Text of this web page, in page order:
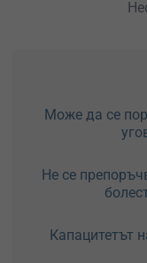
Може да се
Не се
Капацитетът